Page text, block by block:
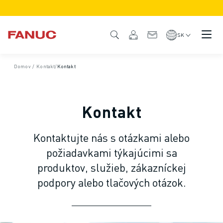
PREHĽAD PRODUKTOV
SIMULÁCIA - DIGITÁLNE DVOJČA
UDRŽATEĽNOSŤ CNC
VZDELÁVACIE PRODUKTY CNC
RIEŠENIA NA MODERNIZÁCIU (RETROFIT)
ADVANCED CNC MODELY
SK
Domov / Kontakt/Kontakt
Kontakt
Kontaktujte nás s otázkami alebo
požiadavkami týkajúcimi sa
produktov, služieb, zákazníckej
podpory alebo tlačových otázok.